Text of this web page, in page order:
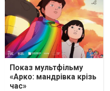
Показ мультфільму
«Арко: мандрівка крізь
час»